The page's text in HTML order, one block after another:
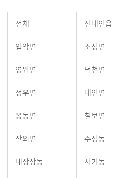
전체 신태인읍
입암면 소성면
영원면 덕천면
정우면 태인면
옹동면 칠보면
산외면 수성동
내장상동 시기동